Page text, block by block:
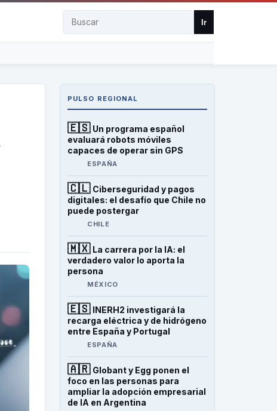
Buscar Ir
PULSO REGIONAL
🇪🇸 Un programa español
evaluará robots móviles
capaces de operar sin GPS
ESPAÑA
🇨🇱 Ciberseguridad y pagos
digitales: el desafío que Chile no
puede postergar
CHILE
🇲🇽 La carrera por la IA: el
verdadero valor lo aporta la
persona
MÉXICO
🇪🇸 INERH2 investigará la
recarga eléctrica y de hidrógeno
entre España y Portugal
ESPAÑA
🇦🇷 Globant y Egg ponen el
foco en las personas para
ampliar la adopción empresarial
de IA en Argentina